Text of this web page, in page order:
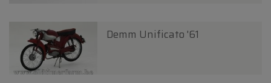
Demm Unificato '61